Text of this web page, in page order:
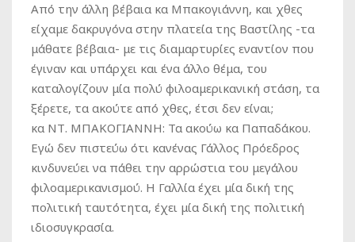
Από την άλλη βέβαια κα Μπακογιάννη, και χθες
είχαμε δακρυγόνα στην πλατεία της Βαστίλης -τα
μάθατε βέβαια- με τις διαμαρτυρίες εναντίον που
έγιναν και υπάρχει και ένα άλλο θέμα, του
καταλογίζουν μία πολύ φιλοαμερικανική στάση, τα
ξέρετε, τα ακούτε από χθες, έτσι δεν είναι;
κα ΝΤ. ΜΠΑΚΟΓΙΑΝΝΗ: Τα ακούω κα Παπαδάκου.
Εγώ δεν πιστεύω ότι κανένας Γάλλος Πρόεδρος
κινδυνεύει να πάθει την αρρώστια του μεγάλου
φιλοαμερικανισμού. Η Γαλλία έχει μία δική της
πολιτική ταυτότητα, έχει μία δική της πολιτική
ιδιοσυγκρασία.